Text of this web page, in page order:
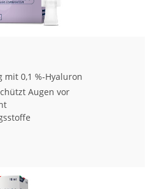
0,1 %-Hyaluron
Augen vor